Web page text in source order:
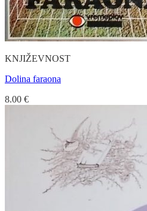
KNJIŽEVNOST
Dolina faraona
8.00 €